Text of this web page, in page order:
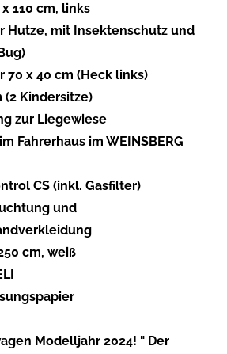
110 cm, links
Hutze, mit Insektenschutz und
70 x 40 cm (Heck links)
(2 Kindersitze)
zur Liegewiese
Fahrerhaus im WEINSBERG
CS (inkl. Gasfilter)
und
cm, weiß
Modelljahr 2024! " Der